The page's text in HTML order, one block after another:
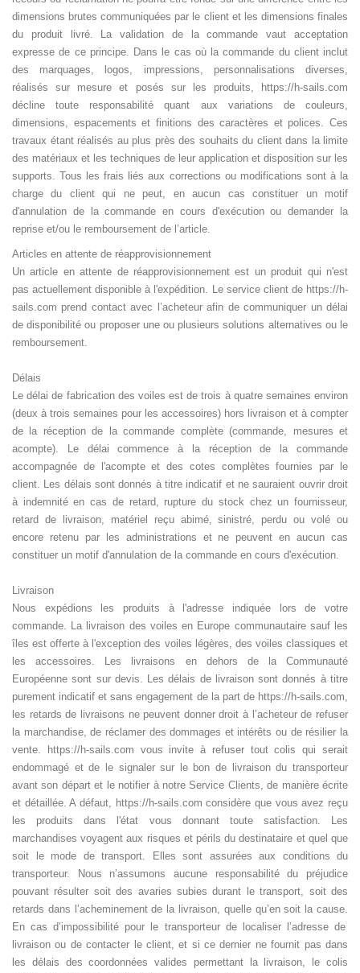
dimensions brutes communiquées par le client et les dimensions finales
du produit livré. La validation de la commande vaut acceptation
expresse de ce principe. Dans le cas où la commande du client inclut
des marquages, logos, impressions, personnalisations diverses,
réalisés sur mesure et posés sur les produits, https://h-sails.com
décline toute responsabilité quant aux variations de couleurs,
dimensions, espacements et finitions des caractères et polices. Ces
travaux étant réalisés au plus près des souhaits du client dans la limite
des matériaux et les techniques de leur application et disposition sur les
supports. Tous les frais liés aux corrections ou modifications sont à la
charge du client qui ne peut, en aucun cas constituer un motif
d'annulation de la commande en cours d'exécution ou demander la
reprise et/ou le remboursement de l’article.
Articles en attente de réapprovisionnement
Un article en attente de réapprovisionnement est un produit qui n'est
pas actuellement disponible à l'expédition. Le service client de https://h-
sails.com prend contact avec l’acheteur afin de communiquer un délai
de disponibilité ou proposer une ou plusieurs solutions alternatives ou le
remboursement.
Délais
Le délai de fabrication des voiles est de trois à quatre semaines environ
(deux à trois semaines pour les accessoires) hors livraison et à compter
de la réception de la commande complète (commande, mesures et
acompte). Le délai commence à la réception de la commande
accompagnée de l'acompte et des cotes complètes fournies par le
client. Les délais sont donnés à titre indicatif et ne sauraient ouvrir droit
à indemnité en cas de retard, rupture du stock chez un fournisseur,
retard de livraison, matériel reçu abimé, sinistré, perdu ou volé ou
encore retenu par les administrations et ne peuvent en aucun cas
constituer un motif d'annulation de la commande en cours d'exécution.
Livraison
Nous expédions les produits à l'adresse indiquée lors de votre
commande. La livraison des voiles en Europe communautaire sauf les
îles est offerte à l'exception des voiles légères, des voiles classiques et
les accessoires. Les livraisons en dehors de la Communauté
Européenne sont sur devis. Les délais de livraison sont donnés à titre
purement indicatif et sans engagement de la part de https://h-sails.com,
les retards de livraisons ne peuvent donner droit à l’acheteur de refuser
la marchandise, de réclamer des dommages et intérêts ou de résilier la
vente.
https://h-sails.com vous invite à refuser tout colis qui serait
endommagé etde le signaler sur le bon de livraison du transporteur
avant son départ et le notifier à notre Service Clients, de manière écrite
et détaillée. A défaut, https://h-sails.com considère que vous avez reçu
les produits dans l'état vous donnant toute satisfaction.
Les
marchandises voyagent aux risques et périls du destinataire et quel que
soit le mode de transport. Elles sont assurées aux conditions du
transporteur. Nous n’assumons aucune responsabilité du préjudice
pouvant résulter soit des avaries subies durant le transport, soit des
retards dans l’acheminement de la livraison, quelle qu’en soit la cause.
En cas d’impossibilité pour le transporteur de localiser l’adresse de
livraison ou de contacter le client, et si ce dernier ne fournit pas dans
les délais des coordonnées valides permettant la livraison, le colis